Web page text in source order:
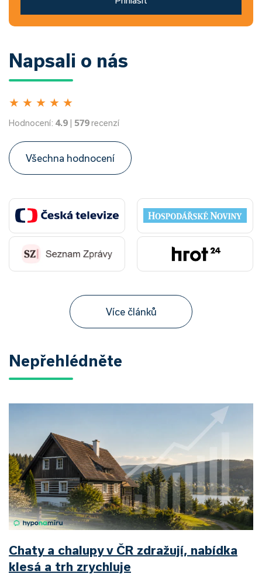
Napsali o nás
★ ★ ★ ★ ★
Hodnocení: 4.9 | 579recenzí
Všechna hodnocení
Více článků
Nepřehlédněte
Chaty a chalupy v ČR zdražují, nabídka
klesá a trh zrychluje